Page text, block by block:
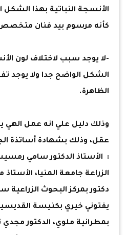
الأنسجة النباتية بهذا
كأنه مرسوم بيد فنان
-لا يوجد سبب لاختلاف لون
الشكل الواضح جدا ولا يوجد
الظاهرة.
وذلك دليل علي انه عمل الهي
عقل، وذلك بشهادة أساتذة
: الأستاذ الدكتور سامي
الزراعة جامعة المنيا،
دكتور بمركز البحوث الزراعية
يفتوني خيري بكنيسة
بمطرانية ملوي، الدكتور